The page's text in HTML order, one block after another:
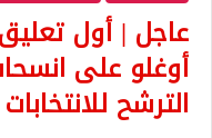
عاجل | أول
أوغلو على
الترشح للانتخابات